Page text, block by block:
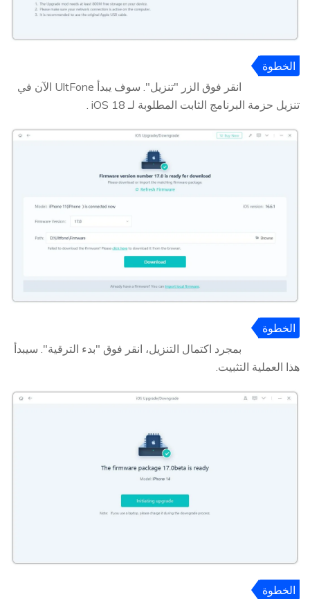
الخطوة
انقر فوق الزر "تنزيل". سوف يبدأ UltFone الآن في
تنزيل حزمة البرنامج الثابت المطلوبة لـ iOS 18 .
الخطوة
بمجرد اكتمال التنزيل، انقر فوق "بدء الترقية". سيبدأ
هذا العملية التثبيت.
الخطوة